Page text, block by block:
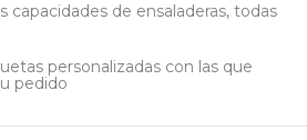
de ensaladeras, todas
personalizadas con las que
pedido